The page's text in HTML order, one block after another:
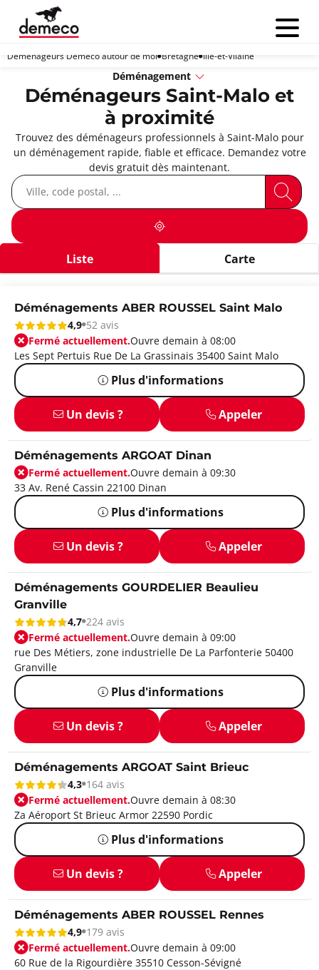
Menu
Déménageurs Demeco autour de moi Bretagne Ille-et-Vilaine
Déménagement
Déménageurs Saint-Malo et
à proximité
Trouvez des déménageurs professionnels à Saint-Malo pour
un déménagement rapide, fiable et efficace. Demandez votre
devis gratuit dès maintenant.
Liste Carte
Déménagements ABER ROUSSEL Saint Malo
4,9 52 avis
Fermé actuellement.Ouvre demain à 08:00
Les Sept Pertuis Rue De La Grassinais 35400 Saint Malo
Plus d'informations
Un devis ? Appeler
Déménagements ARGOAT Dinan
Fermé actuellement.Ouvre demain à 09:30
33 Av. René Cassin 22100 Dinan
Plus d'informations
Un devis ? Appeler
Déménagements GOURDELIER Beaulieu
Granville
4,7 224 avis
Fermé actuellement.Ouvre demain à 09:00
rue Des Métiers, zone industrielle De La Parfonterie 50400
Granville
Plus d'informations
Un devis ? Appeler
Déménagements ARGOAT Saint Brieuc
4,3 164 avis
Fermé actuellement.Ouvre demain à 08:30
Za Aéroport St Brieuc Armor 22590 Pordic
Plus d'informations
Un devis ? Appeler
Déménagements ABER ROUSSEL Rennes
4,9 179 avis
Fermé actuellement.Ouvre demain à 09:00
60 Rue de la Rigourdière 35510 Cesson-Sévigné